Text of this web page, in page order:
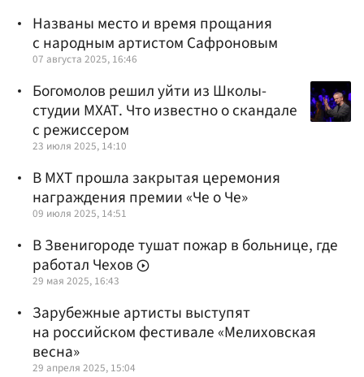
Названы место и время прощания
с народным артистом Сафроновым
07 августа 2025, 16:46
Богомолов решил уйти из Школы-
студии МХАТ. Что известно о скандале
с режиссером
23 июля 2025, 14:10
В МХТ прошла закрытая церемония
награждения премии «Че о Че»
09 июля 2025, 14:51
В Звенигороде тушат пожар в больнице, где
работал Чехов
29 мая 2025, 16:43
Зарубежные артисты выступят
на российском фестивале «Мелиховская
весна»
29 апреля 2025, 15:04